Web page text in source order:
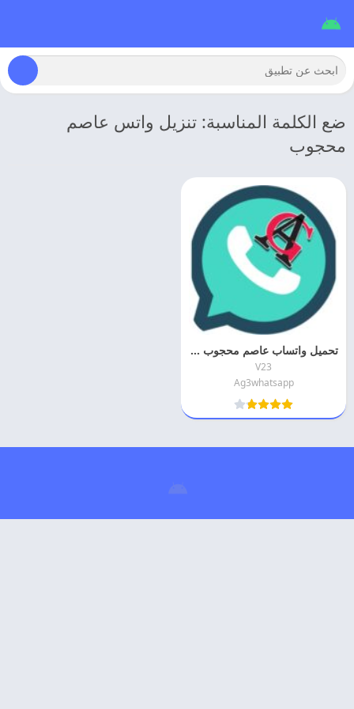
ضع الكلمة المناسبة: تنزيل واتس عاصم
محجوب
تحميل واتساب عاصم محجوب الاخضر 2026 ag3whatsapp اخر اصدار
V23
Ag3whatsapp